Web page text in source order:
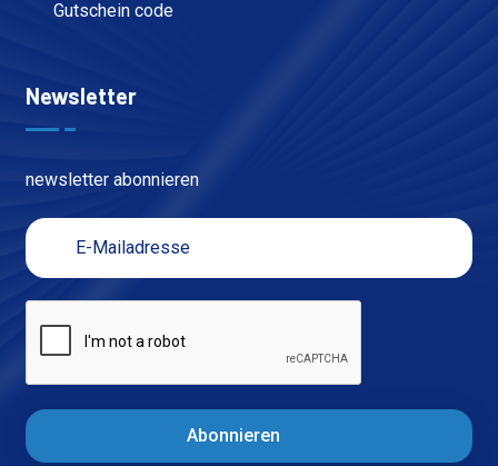
Gutschein code
Newsletter
newsletter abonnieren
Abonnieren